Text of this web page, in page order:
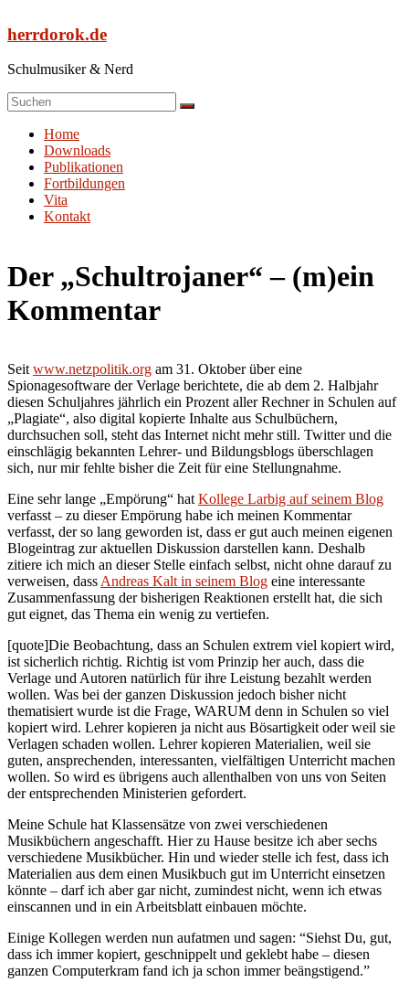
Inhalt
springen
herrdorok.de
Schulmusiker & Nerd
Menü
Home
Downloads
Publikationen
Fortbildungen
Vita
Kontakt
Der „Schultrojaner“ – (m)ein
Kommentar
Seit www.netzpolitik.org am 31. Oktober über eine
Spionagesoftware der Verlage berichtete, die ab dem 2. Halbjahr
diesen Schuljahres jährlich ein Prozent aller Rechner in Schulen auf
„Plagiate“, also digital kopierte Inhalte aus Schulbüchern,
durchsuchen soll, steht das Internet nicht mehr still. Twitter und die
einschlägig bekannten Lehrer- und Bildungsblogs überschlagen
sich, nur mir fehlte bisher die Zeit für eine Stellungnahme.
Eine sehr lange „Empörung“ hat Kollege Larbig auf seinem Blog
verfasst – zu dieser Empörung habe ich meinen Kommentar
verfasst, der so lang geworden ist, dass er gut auch meinen eigenen
Blogeintrag zur aktuellen Diskussion darstellen kann. Deshalb
zitiere ich mich an dieser Stelle einfach selbst, nicht ohne darauf zu
verweisen, dass Andreas Kalt in seinem Blog eine interessante
Zusammenfassung der bisherigen Reaktionen erstellt hat, die sich
gut eignet, das Thema ein wenig zu vertiefen.
[quote]Die Beobachtung, dass an Schulen extrem viel kopiert wird,
ist sicherlich richtig. Richtig ist vom Prinzip her auch, dass die
Verlage und Autoren natürlich für ihre Leistung bezahlt werden
wollen. Was bei der ganzen Diskussion jedoch bisher nicht
thematisiert wurde ist die Frage, WARUM denn in Schulen so viel
kopiert wird. Lehrer kopieren ja nicht aus Bösartigkeit oder weil sie
Verlagen schaden wollen. Lehrer kopieren Materialien, weil sie
guten, ansprechenden, interessanten, vielfältigen Unterricht machen
wollen. So wird es übrigens auch allenthalben von uns von Seiten
der entsprechenden Ministerien gefordert.
Meine Schule hat Klassensätze von zwei verschiedenen
Musikbüchern angeschafft. Hier zu Hause besitze ich aber sechs
verschiedene Musikbücher. Hin und wieder stelle ich fest, dass ich
Materialien aus dem einen Musikbuch gut im Unterricht einsetzen
könnte – darf ich aber gar nicht, zumindest nicht, wenn ich etwas
einscannen und in ein Arbeitsblatt einbauen möchte.
Einige Kollegen werden nun aufatmen und sagen: “Siehst Du, gut,
dass ich immer kopiert, geschnippelt und geklebt habe – diesen
ganzen Computerkram fand ich ja schon immer beängstigend.”